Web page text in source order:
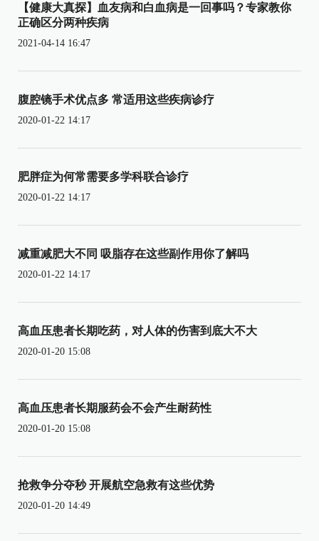
【健康大真探】血友病和白血病是一回事吗？专家教你
正确区分两种疾病
2021-04-14 16:47
腹腔镜手术优点多 常适用这些疾病诊疗
2020-01-22 14:17
肥胖症为何常需要多学科联合诊疗
2020-01-22 14:17
减重减肥大不同 吸脂存在这些副作用你了解吗
2020-01-22 14:17
高血压患者长期吃药，对人体的伤害到底大不大
2020-01-20 15:08
高血压患者长期服药会不会产生耐药性
2020-01-20 15:08
抢救争分夺秒 开展航空急救有这些优势
2020-01-20 14:49